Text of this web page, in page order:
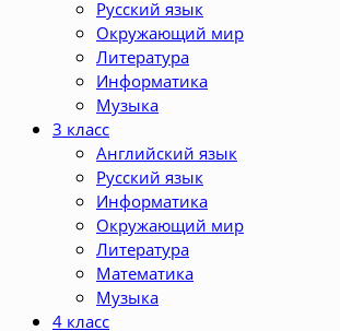
Русский язык
Окружающий мир
Литература
Информатика
Музыка
3 класс
Английский язык
Русский язык
Информатика
Окружающий мир
Литература
Математика
Музыка
4 класс